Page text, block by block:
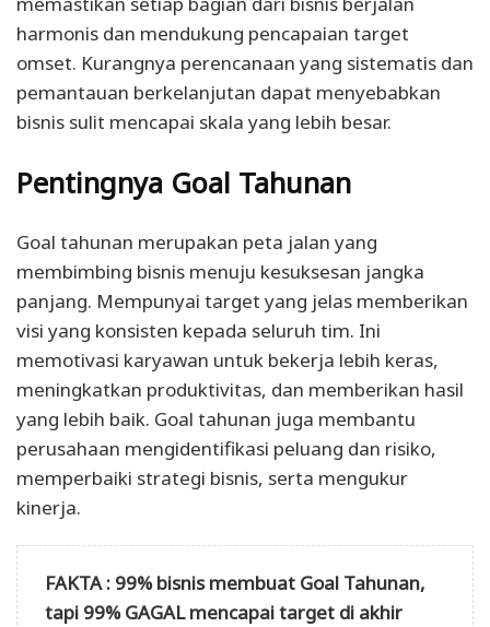
harmonis dan mendukung pencapaian target
omset. Kurangnya perencanaan yang sistematis dan
pemantauan berkelanjutan dapat menyebabkan
bisnis sulit mencapai skala yang lebih besar.
Pentingnya Goal Tahunan
Goal tahunan merupakan peta jalan yang
membimbing bisnis menuju kesuksesan jangka
panjang. Mempunyai target yang jelas memberikan
visi yang konsisten kepada seluruh tim. Ini
memotivasi karyawan untuk bekerja lebih keras,
meningkatkan produktivitas, dan memberikan hasil
yang lebih baik. Goal tahunan juga membantu
perusahaan mengidentifikasi peluang dan risiko,
memperbaiki strategi bisnis, serta mengukur
kinerja.
FAKTA : 99% bisnis membuat Goal Tahunan,
tapi 99% GAGAL mencapai target di akhir